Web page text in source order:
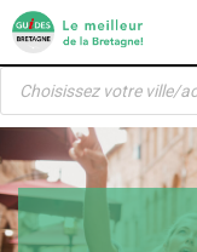
Skip
content
Recherche
produits